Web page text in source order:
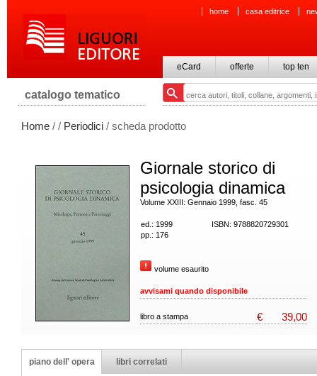
home casa editrice
eCard offerte top ten
catalogo tematico
Home / / Periodici / scheda prodotto
Giornale storico di
psicologia dinamica
Volume XXIII: Gennaio 1999, fasc. 45
ed.: 1999
ISBN: 9788820729301
pp.: 176
volume esaurito
avvisami quando disponibile
libro a stampa € 39,00
piano dell' opera libri correlati